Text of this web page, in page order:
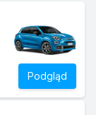
Podgląd